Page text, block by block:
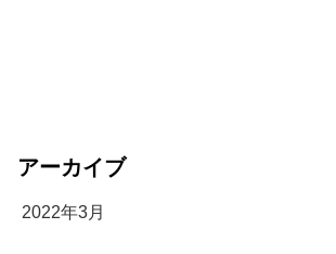
アーカイブ
2022年3月